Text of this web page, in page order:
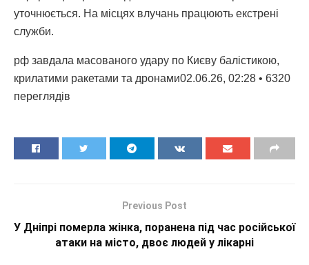
уточнюється. На місцях влучань працюють екстрені
служби.
рф завдала масованого удару по Києву балістикою,
крилатими ракетами та дронами02.06.26, 02:28 • 6320
переглядiв
Previous Post
У Дніпрі померла жінка, поранена під час російської
атаки на місто, двоє людей у лікарні